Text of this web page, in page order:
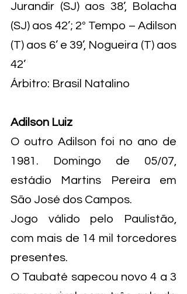
Jurandir (SJ) aos 38’, Bolacha
(SJ) aos 42’; 2º Tempo – Adilson
(T) aos 6’ e 39’, Nogueira (T) aos
42’
Árbitro: Brasil Natalino
Adilson Luiz
O outro Adilson foi no ano de
1981. Domingo de 05/07,
estádio Martins Pereira em
São José dos Campos.
Jogo válido pelo Paulistão,
com mais de 14 mil torcedores
presentes.
O Taubaté sapecou novo 4 a 3